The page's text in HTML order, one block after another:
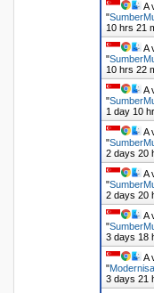
A
"
10 hrs 21
A
"
10 hrs 22
A
"
1 day 10
A
"
2 days 20
A
"
2 days 20
A
"
3 days 18
A
"
3 days 21